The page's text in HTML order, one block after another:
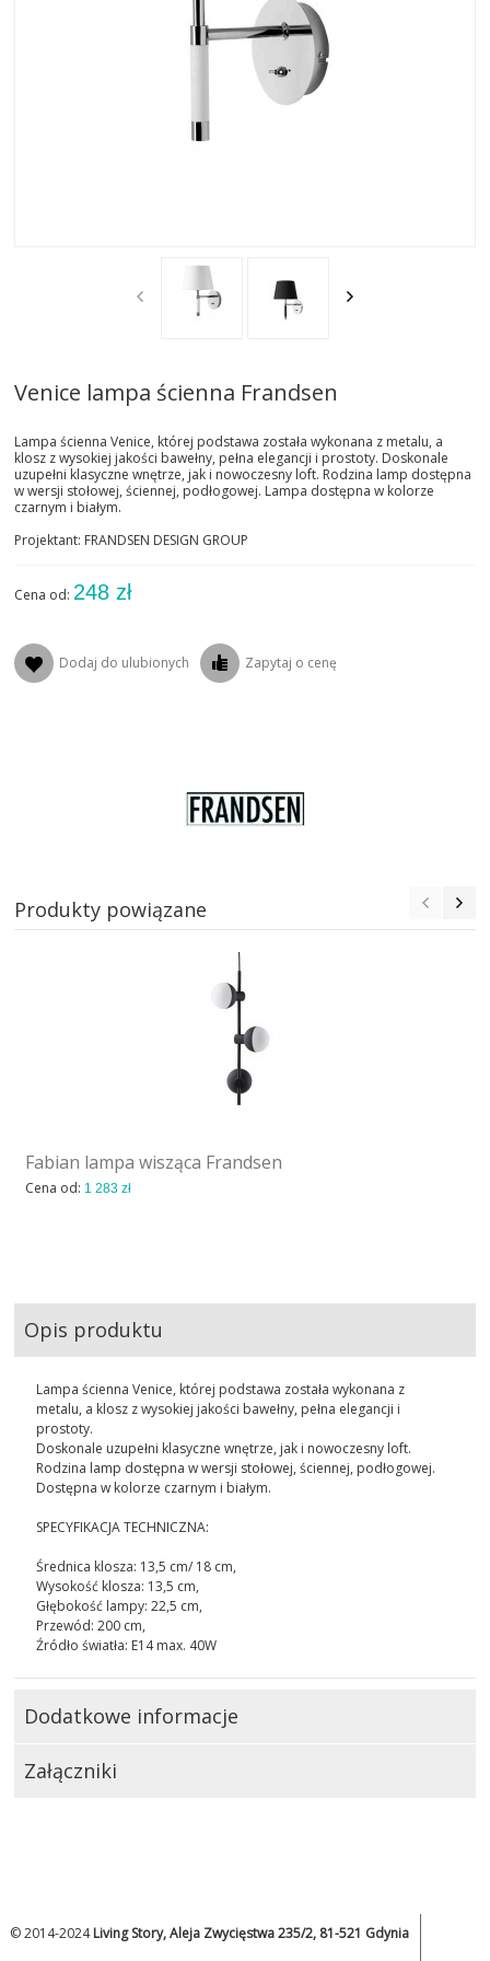
Venice lampa ścienna Frandsen
Lampa ścienna Venice, której podstawa została wykonana z metalu, a
klosz z wysokiej jakości bawełny, pełna elegancji i prostoty. Doskonale
uzupełni klasyczne wnętrze, jak i nowoczesny loft. Rodzina lamp dostępna
w wersji stołowej, ściennej, podłogowej. Lampa dostępna w kolorze
czarnym i białym.
Projektant: FRANDSEN DESIGN GROUP
Cena od: 248 zł
Dodaj do ulubionych Zapytaj o cenę
Produkty powiązane
Fabian lampa wisząca Frandsen
Cena od: 1 283 zł
Opis produktu
Lampa ścienna Venice, której podstawa została wykonana z
metalu, a klosz z wysokiej jakości bawełny, pełna elegancji i
prostoty.
Doskonale uzupełni klasyczne wnętrze, jak i nowoczesny loft.
Rodzina lamp dostępna w wersji stołowej, ściennej, podłogowej.
Dostępna w kolorze czarnym i białym.
SPECYFIKACJA TECHNICZNA:
Średnica klosza: 13,5 cm/ 18 cm,
Wysokość klosza: 13,5 cm,
Głębokość lampy: 22,5 cm,
Przewód: 200 cm,
Źródło światła: E14 max. 40W
Dodatkowe informacje
Załączniki
© 2014-2024Living Story, Aleja Zwycięstwa 235/2, 81-521 Gdynia